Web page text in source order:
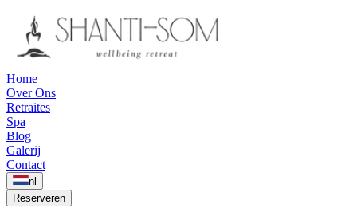
Home
Over Ons
Retraites
Spa
Blog
Galerij
Contact
nl
Reserveren